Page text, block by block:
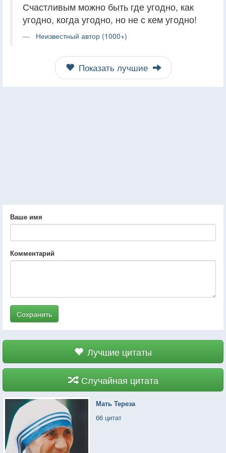
Счастливым можно быть где угодно, как
угодно, когда угодно, но не с кем угодно!
Неизвестный автор (1000+)
Показать лучшие
Ваше имя
Комментарий
Сохранить
Лучшие цитаты
Случайная цитата
Мать Тереза
66 цитат